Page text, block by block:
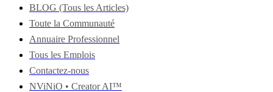
BLOG (Tous les Articles)
Toute la Communauté
Annuaire Professionnel
Tous les Emplois
Contactez-nous
NViNiO • Creator AI™